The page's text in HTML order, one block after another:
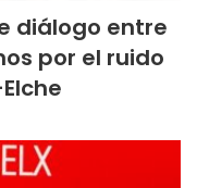
diálogo entre
por el ruido